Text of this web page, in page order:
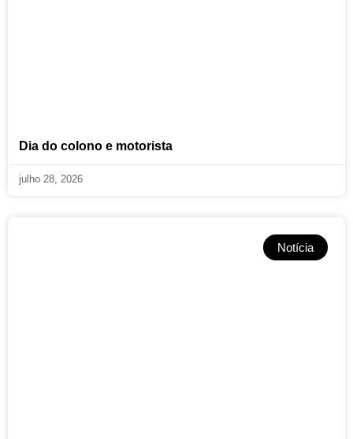
Dia do colono e motorista
julho 28, 2026
Notícia